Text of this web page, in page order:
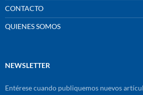
CONTACTO
QUIENES SOMOS
NEWSLETTER
Entérese cuando publiquemos nuevos